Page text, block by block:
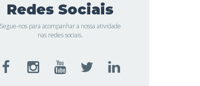
Redes Sociais
Segue-nos para acompanhar a nossa atividade
nas redes sociais.